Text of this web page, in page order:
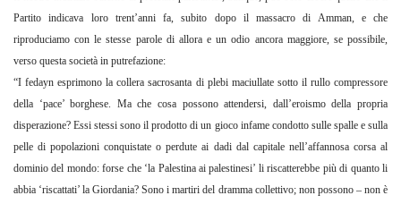
Partito indicava loro trent’anni fa, subito dopo il massacro di Amman, e che
riproduciamo con le stesse parole di allora e un odio ancora maggiore, se possibile,
verso questa società in putrefazione:
“I fedayn esprimono la collera sacrosanta di plebi maciullate sotto il rullo compressore
della ‘pace’ borghese. Ma che cosa possono attendersi, dall’eroismo della propria
disperazione? Essi stessi sono il prodotto di un gioco infame condotto sulle spalle e sulla
pelle di popolazioni conquistate o perdute ai dadi dal capitale nell’affannosa corsa al
dominio del mondo: forse che ‘la Palestina ai palestinesi’ li riscatterebbe più di quanto li
abbia ‘riscattati’ la Giordania? Sono i martiri del dramma collettivo; non possono – non è